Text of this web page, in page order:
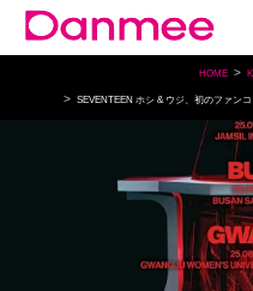
HOME
SEVENTEEN ホシ & ウジ、初のファン